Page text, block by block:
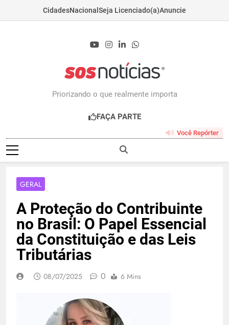
CidadesNacional Seja Licenciado(a)Anuncie
Priorizando o que realmente importa
FAÇA PARTE
Você Repórter
GERAL
A Proteção do Contribuinte
no Brasil: O Papel Essencial
da Constituição e das Leis
Tributárias
08/07/2025 0 6 Mins